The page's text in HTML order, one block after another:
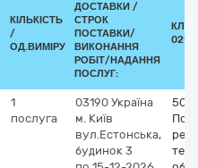
КІЛЬКІСТЬ
/
ОД.ВИМІРУ
ДОСТАВКИ /
СТРОК
ПОСТАВКИ/
ВИКОНАННЯ
РОБІТ/НАДАННЯ
ПОСЛУГ:
1
послуга
03190 Україна
м. Київ
вул.Естонська,
будинок 3